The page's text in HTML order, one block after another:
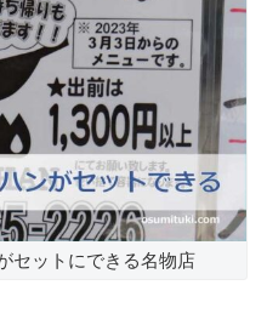
セットにできる名物店